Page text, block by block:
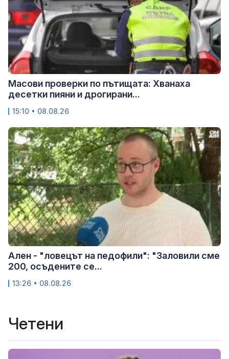
Масови проверки по пътищата: Хванаха
десетки пияни и дрогирани...
15:10 • 08.08.26
Ален - "ловецът на педофили": "Заловили сме
200, осъдените се...
13:26 • 08.08.26
Четени